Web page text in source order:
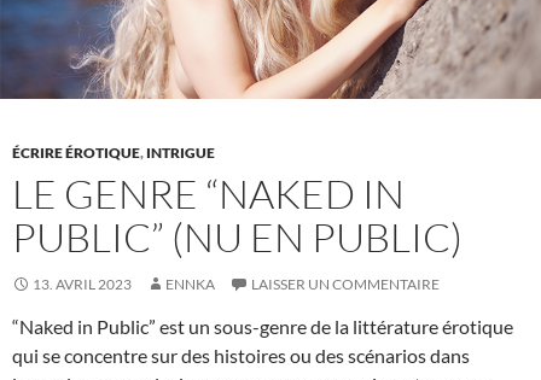
NEW
YORK
CENTRAL
PARK
ÉCRIRE ÉROTIQUE, INTRIGUE
LE GENRE “NAKED IN
PUBLIC” (NU EN PUBLIC)
13. AVRIL 2023 ENNKA LAISSER UN COMMENTAIRE
“Naked in Public” est un sous-genre de la littérature érotique
qui se concentre sur des histoires ou des scénarios dans